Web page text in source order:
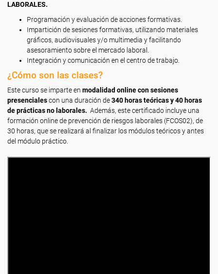
LABORALES.
Programación y evaluación de acciones formativas.
Impartición de sesiones formativas, utilizando materiales
gráficos, audiovisuales y/o multimedia y facilitando
asesoramiento sobre el mercado laboral.
Integración y comunicación en el centro de trabajo.
¿Cómo son las clases?
Este curso se imparte en modalidad onlinecon sesiones
presencialescon una duración de340 horas teóricas y 40 horas
de prácticas no laborales. Además, este certificado incluye una
formación online de prevención de riesgos laborales (FCOS02), de
30 horas, que se realizará al finalizar los módulos teóricos y antes
del módulo práctico.